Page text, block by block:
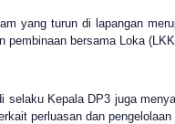
yang turun di lapangan
pembinaan bersama Loka
selaku Kepala DP3 juga
perluasan dan